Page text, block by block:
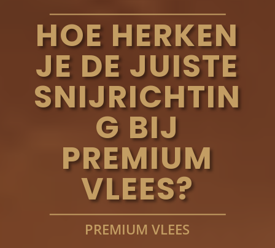
HOE HERKEN
JE DE JUISTE
SNIJRICHTIN
G BIJ
PREMIUM
VLEES?
PREMIUM VLEES